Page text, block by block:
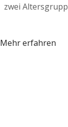
zwei
Mehr erfahren